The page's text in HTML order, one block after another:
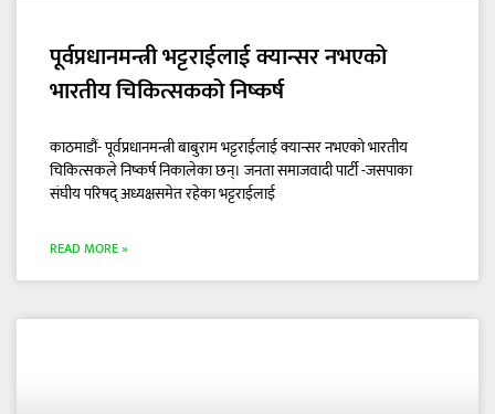
पूर्वप्रधानमन्त्री भट्टराईलाई क्यान्सर नभएको
भारतीय चिकित्सकको निष्कर्ष
काठमाडौं- पूर्वप्रधानमन्त्री बाबुराम भट्टराईलाई क्यान्सर नभएको भारतीय
चिकित्सकले निष्कर्ष निकालेका छन्। जनता समाजवादी पार्टी -जसपाका
संघीय परिषद् अध्यक्षसमेत रहेका भट्टराईलाई
READ MORE »